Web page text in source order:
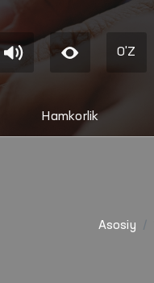
O'Z
Hamkorlik
Asosiy